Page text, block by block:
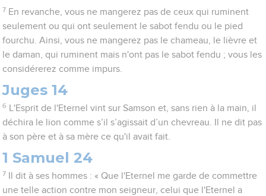
7 En revanche, vous ne mangerez pas de ceux qui ruminent
seulement ou qui ont seulement le sabot fendu ou le pied
fourchu. Ainsi, vous ne mangerez pas le chameau, le lièvre et
le daman, qui ruminent mais n'ont pas le sabot fendu ; vous les
considérerez comme impurs.
Juges 14
6
L'Esprit de l'Eternel vint sur Samson et, sans rien à la main, il
déchira le lion comme s’il s’agissait d’un chevreau. Il ne dit pas
à son père et à sa mère ce qu'il avait fait.
1 Samuel 24
7
Il dit à ses hommes : « Que l'Eternel me garde de commettre
une telle action contre mon seigneur, celui que l'Eternel a